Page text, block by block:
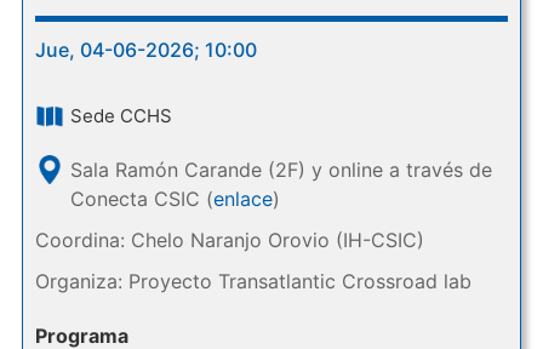
Jue, 04-06-2026; 10:00
Sede CCHS
Sala Ramón Carande (2F) y online a través de
Conecta CSIC (enlace)
Coordina: Chelo Naranjo Orovio (IH-CSIC)
Organiza: Proyecto Transatlantic Crossroad lab
Programa